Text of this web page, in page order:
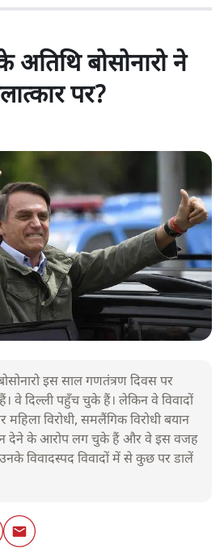
अतिथि बोसोनारो ने
पर?
बोसोनारो इस साल गणतंत्रण दिवस पर
वे दिल्ली पहुँच चुके हैं। लेकिन वे विवादों
विरोधी, समलैंगिक विरोधी बयान
देने के आरोप लग चुके हैं और वे इस वजह
विवादस्पद विवादों में से कुछ पर डालें